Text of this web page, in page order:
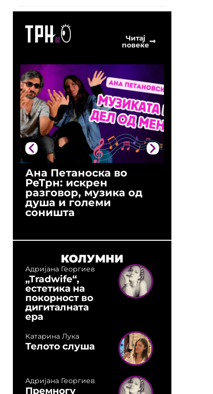
Читај
повеќе
Ана Петаноска во
РеТрн: искрен
разговор, музика од
душа и големи
соништа
КОЛУМНИ
Адријана Георгиев
„Tradwife“,
естетика на
покорност во
дигиталната
ера
Катарина Лука
Телото слуша
Адријана Георгиев
Премногу